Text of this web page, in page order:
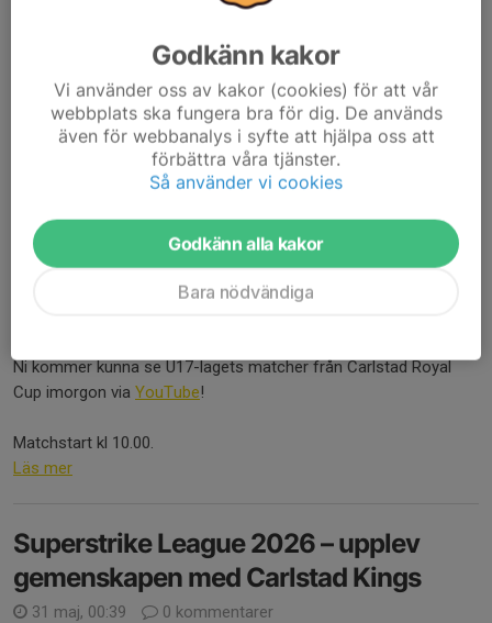
Ni kommer kunna se U17-lagets matcher från Carlstad Royal
Cup imorgon via YouTube!
Matchstart kl 10.00.
Läs mer
Superstrike League 2026 – upplev
gemenskapen med Carlstad Kings
31 maj, 00:39 0 kommentarer
Godkänn kakor
Vi använder oss av kakor (cookies) för att vår
webbplats ska fungera bra för dig. De används
även för webbanalys i syfte att hjälpa oss att
förbättra våra tjänster.
Så använder vi cookies
Godkänn alla kakor
Bara nödvändiga